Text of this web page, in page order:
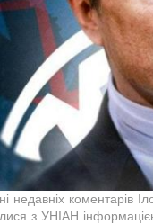
недавніх коментарів
з УНІАН